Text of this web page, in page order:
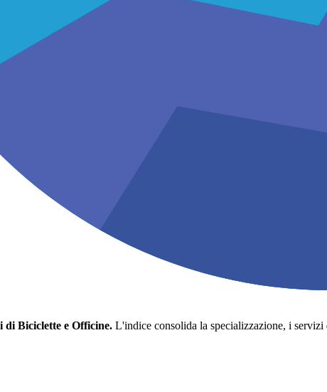
di Biciclette e Officine. L'indice consolida la specializzazione, i